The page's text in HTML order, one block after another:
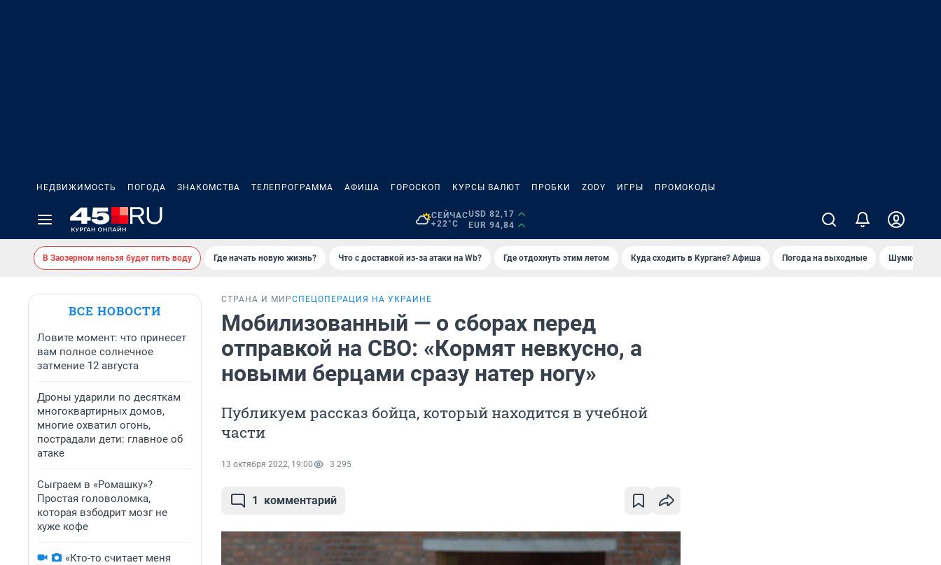
НЕДВИЖИМОСТЬ ПОГОДА ЗНАКОМСТВА ТЕЛЕПРОГРАММА АФИША ГОРОСКОП КУРСЫ ВАЛЮТ ПРОБКИ ZODY ИГРЫ ПРОМОКОДЫ
СЕЙЧАС
+22°C
USD 82,17
EUR 94,84
В Заозерном нельзя будет пить воду Где начать новую жизнь? Что с доставкой из-за атаки на Wb? Где отдохнуть этим летом Куда сходить в Кургане? Афиша Погода на выходные Шумков в
ВСЕ НОВОСТИ
Ловите момент: что принесет
вам полное солнечное
затмение 12 августа
Дроны ударили по десяткам
многоквартирных домов,
многие охватил огонь,
пострадали дети: главное об
атаке
Сыграем в «Ромашку»?
Простая головоломка,
которая взбодрит мозг не
хуже кофе
«Кто-то считает меня
СТРАНА И МИРСПЕЦОПЕРАЦИЯ НА УКРАИНЕ
Мобилизованный — о сборах перед
отправкой на СВО: «Кормят невкусно, а
новыми берцами сразу натер ногу»
Публикуем рассказ бойца, который находится в учебной
части
13 октября 2022, 19:00 3 295
1 комментарий